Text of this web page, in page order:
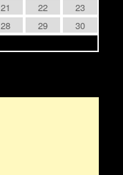
21 22
23
28 29
30